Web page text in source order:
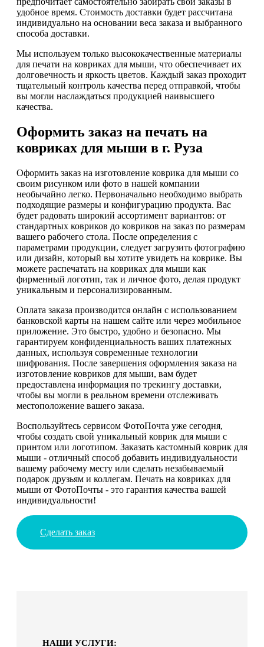
удобное время. Стоимость доставки будет рассчитана
индивидуально на основании веса заказа и выбранного
способа доставки.
Мы используем только высококачественные материалы
для печати на ковриках для мыши, что обеспечивает их
долговечность и яркость цветов. Каждый заказ проходит
тщательный контроль качества перед отправкой, чтобы
вы могли наслаждаться продукцией наивысшего
качества.
Оформить заказ на печать на
ковриках для мыши в г. Руза
Оформить заказ на изготовление коврика для мыши со
своим рисунком или фото в нашей компании
необычайно легко. Первоначально необходимо выбрать
подходящие размеры и конфигурацию продукта. Вас
будет радовать широкий ассортимент вариантов: от
стандартных ковриков до ковриков на заказ по размерам
вашего рабочего стола. После определения с
параметрами продукции, следует загрузить фотографию
или дизайн, который вы хотите увидеть на коврике. Вы
можете распечатать на ковриках для мыши как
фирменный логотип, так и личное фото, делая продукт
уникальным и персонализированным.
Оплата заказа производится онлайн с использованием
банковской карты на нашем сайте или через мобильное
приложение. Это быстро, удобно и безопасно. Мы
гарантируем конфиденциальность ваших платежных
данных, используя современные технологии
шифрования. После завершения оформления заказа на
изготовление ковриков для мыши, вам будет
предоставлена информация по трекингу доставки,
чтобы вы могли в реальном времени отслеживать
местоположение вашего заказа.
Воспользуйтесь сервисом ФотоПочта уже сегодня,
чтобы создать свой уникальный коврик для мыши с
принтом или логотипом. Заказать кастомный коврик для
мыши - отличный способ добавить индивидуальности
вашему рабочему месту или сделать незабываемый
подарок друзьям и коллегам. Печать на ковриках для
мыши от ФотоПочты - это гарантия качества вашей
индивидуальности!
Сделать заказ
НАШИ УСЛУГИ: